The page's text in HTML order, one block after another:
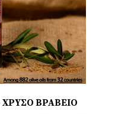
ΧΡΥΣΟ ΒΡΑΒΕΙΟ